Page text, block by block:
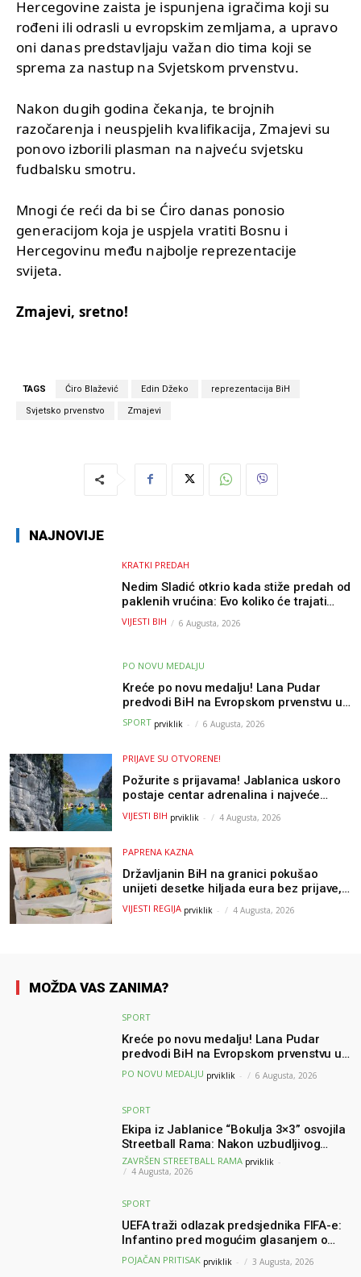
Hercegovine zaista je ispunjena igračima koji su
rođeni ili odrasli u evropskim zemljama, a upravo
oni danas predstavljaju važan dio tima koji se
sprema za nastup na Svjetskom prvenstvu.
Nakon dugih godina čekanja, te brojnih
razočarenja i neuspjelih kvalifikacija, Zmajevi su
ponovo izborili plasman na najveću svjetsku
fudbalsku smotru.
Mnogi će reći da bi se Ćiro danas ponosio
generacijom koja je uspjela vratiti Bosnu i
Hercegovinu među najbolje reprezentacije
svijeta.
Zmajevi, sretno!
TAGS Ćiro Blažević Edin Džeko reprezentacija BiH
Svjetsko prvenstvo Zmajevi
NAJNOVIJE
KRATKI PREDAH
Nedim Sladić otkrio kada stiže predah od
paklenih vrućina: Evo koliko će trajati
osvježenje u BiH
VIJESTI BIH 6 Augusta, 2026
PO NOVU MEDALJU
Kreće po novu medalju! Lana Pudar
predvodi BiH na Evropskom prvenstvu u
Parizu
SPORT prviklik - 6 Augusta, 2026
PRIJAVE SU OTVORENE!
Požurite s prijavama! Jablanica uskoro
postaje centar adrenalina i najveće
outdoor avanture ovog ljeta
VIJESTI BIH prviklik - 4 Augusta, 2026
PAPRENA KAZNA
Državljanin BiH na granici pokušao
unijeti desetke hiljada eura bez prijave,
uslijedila “paprena” kazna
VIJESTI REGIJA prviklik - 4 Augusta, 2026
MOŽDA VAS ZANIMA?
SPORT
Kreće po novu medalju! Lana Pudar
predvodi BiH na Evropskom prvenstvu u
Parizu
PO NOVU MEDALJU prviklik - 6 Augusta, 2026
SPORT
Ekipa iz Jablanice “Bokulja 3×3” osvojila
Streetball Rama: Nakon uzbudljivog
finala poznati svi pobjednici turnira
ZAVRŠEN STREETBALL RAMA prviklik -
4 Augusta, 2026
SPORT
UEFA traži odlazak predsjednika FIFA-e:
Infantino pred mogućim glasanjem o
nepovjerenju
POJAČAN PRITISAK prviklik - 3 Augusta, 2026